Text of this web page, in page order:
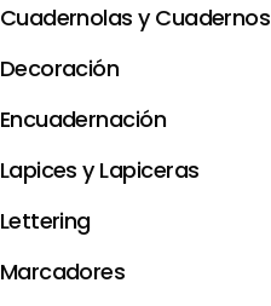
Cuadernolas y Cuadernos
Decoración
Encuadernación
Lapices y Lapiceras
Lettering
Marcadores